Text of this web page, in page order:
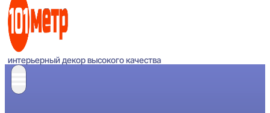
интерьерный декор высокого качества